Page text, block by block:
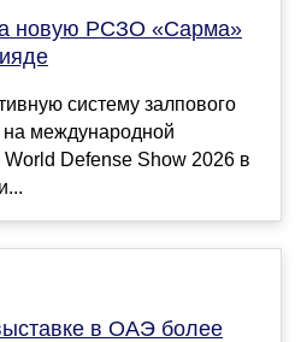
новую РСЗО «Сарма»
систему залпового
международной
Defense Show 2026 в
в ОАЭ более